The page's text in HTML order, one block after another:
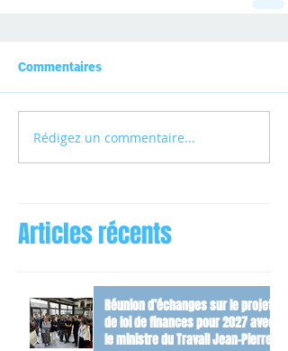
Commentaires
Rédigez un commentaire...
Articles récents
Réunion d’échanges sur le projet
de loi de finances pour 2027 avec
le ministre du Travail Jean-Pierre